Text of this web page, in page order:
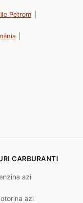
Petrom
CARBURANTI
azi
azi